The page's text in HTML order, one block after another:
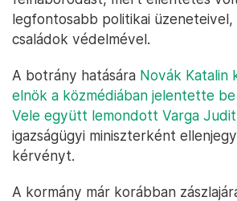
legfontosabb politikai
családok védelmével.
A botrány hatására Novák Katalin
elnök a közmédiában jelentette
Vele együtt lemondott Varga Judit
igazságügyi miniszterként
kérvényt.
A kormány már korábban